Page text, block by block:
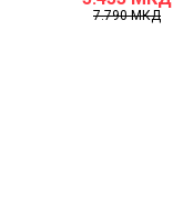
7.790МКД